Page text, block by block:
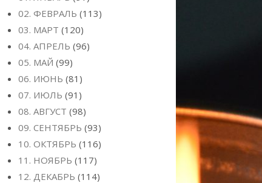
02. ФЕВРАЛЬ (113)
03. МАРТ (120)
04. АПРЕЛЬ (96)
05. МАЙ (99)
06. ИЮНЬ (81)
07. ИЮЛЬ (91)
08. АВГУСТ (98)
09. СЕНТЯБРЬ (93)
10. ОКТЯБРЬ (116)
11. НОЯБРЬ (117)
12. ДЕКАБРЬ (114)